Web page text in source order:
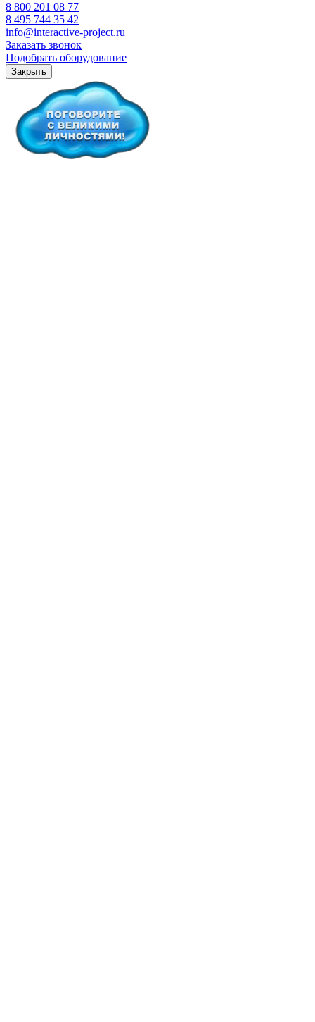
8 800 201 08 77
8 495 744 35 42
info@interactive-project.ru
Заказать звонок
Подобрать оборудование
Закрыть